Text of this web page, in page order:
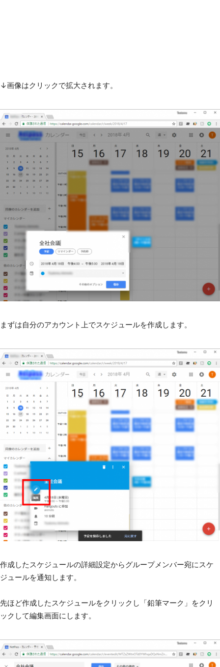
↓画像はクリックで拡大されます。
まずは自分のアカウント上でスケジュールを作成します。
作成したスケジュールの詳細設定からグループメンバー宛にスケ
ジュールを通知します。
先ほど作成したスケジュールをクリックし「鉛筆マーク」をクリ
ックして編集画面にします。